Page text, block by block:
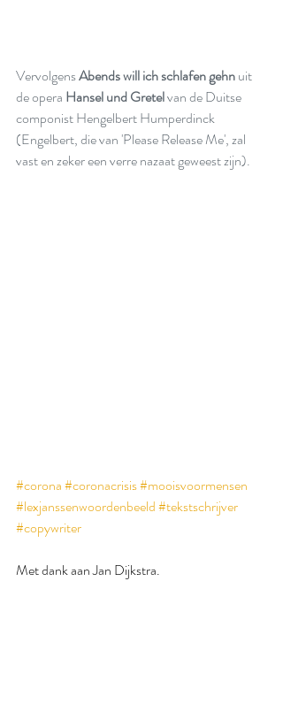
Vervolgens Abends will ich schlafen gehn uit
de opera Hansel und Gretel van de Duitse
componist Hengelbert Humperdinck
(Engelbert, die van 'Please Release Me', zal
vast en zeker een verre nazaat geweest zijn).
#corona#coronacrisis#mooisvoormensen
#lexjanssenwoordenbeeld#tekstschrijver
#copywriter
Met dank aan Jan Dijkstra.